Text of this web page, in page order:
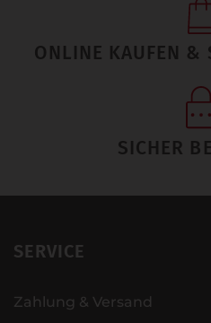
ONLINE KAUFEN &
SICHER
SERVICE
Zahlung & Versand